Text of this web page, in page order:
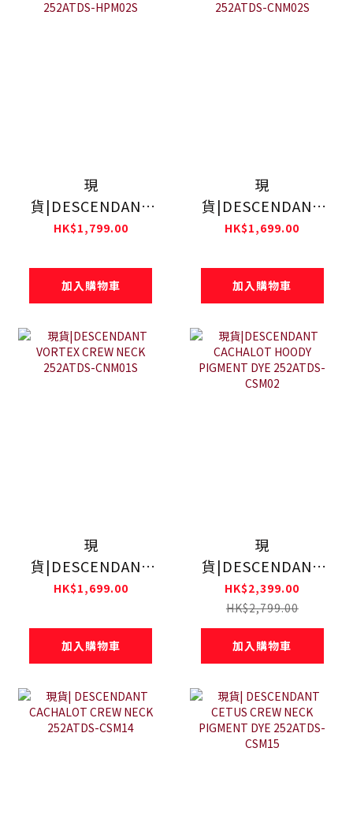
現
貨|DESCENDANT
CACHALOT HOODY
HK$1,799.00
加入購物車
現
貨|DESCENDANT
CETUS CREW
CNM02S
HK$1,699.00
加入購物車
現
貨|DESCENDANT
VORTEX CREW
CNM01S
HK$1,699.00
加入購物車
現
貨|DESCENDANT
CACHALOT HOODY
PIGMENT DYE
252ATDS-CSM02
HK$2,399.00
HK$2,799.00
加入購物車